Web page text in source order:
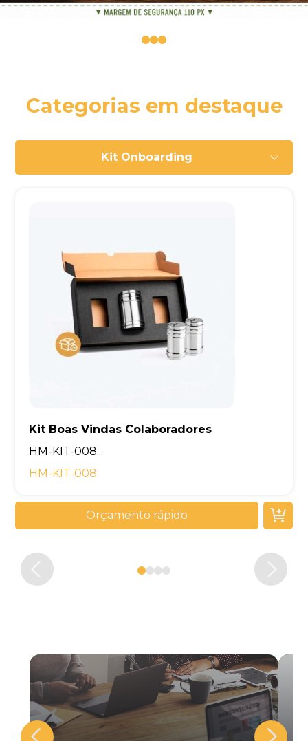
01 2
Categorias em destaque
Kit Onboarding
Kit Boas Vindas Colaboradores
HM-KIT-008...
HM-KIT-008
Orçamento rápido
Kit Boas Vindas Empresa
Orçamento rápido
Kit Boas Vindas Empresas
Orçamento rápido
Kit Brinde Corporativo
Orçamento rápido
01 2 3